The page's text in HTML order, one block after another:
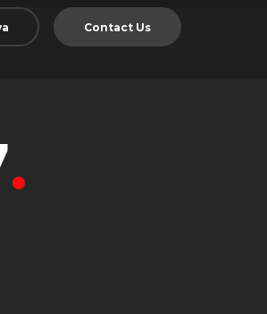
Contact Us